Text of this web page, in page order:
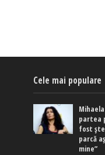
Cele mai populare
partea
fost
parcă
mine”